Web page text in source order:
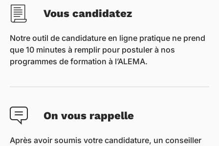
Vous candidatez
Notre outil de candidature en ligne pratique ne prend
que 10 minutes à remplir pour postuler à nos
programmes de formation à l’ALEMA.
On vous rappelle
Après avoir soumis votre candidature, un conseiller